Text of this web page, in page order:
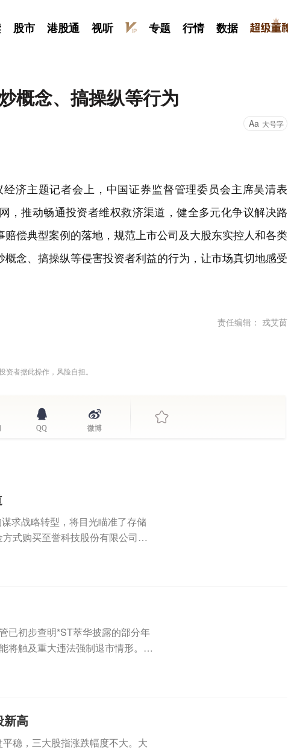
股市 港股通 视听 专题 行情 数据
概念、搞操纵等行为
Aa 大号字
济主题记者会上，中国证券监督管理委员会主席吴清表
，推动畅通投资者维权救济渠道，健全多元化争议解决路
偿典型案例的落地，规范上市公司及大股东实控人和各类
念、搞操纵等侵害投资者利益的行为，让市场真切地感受
责任编辑： 戎艾茵
者据此操作，风险自担。
QQ 微博
求战略转型，将目光瞄准了存储
式购买至誉科技股份有限公司
已初步查明*ST萃华披露的部分年
将触及重大违法强制退市情形。此
新高
稳，三大股指涨跌幅度不大。大